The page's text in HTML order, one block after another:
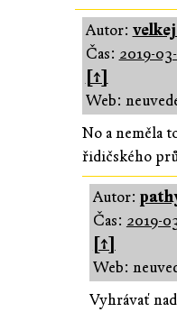
Autor:
Čas: 2019-
[↑]
Web:
No a neměla
řidičského
Autor:
Čas: 2019-
[↑]
Web:
Vyhrávať